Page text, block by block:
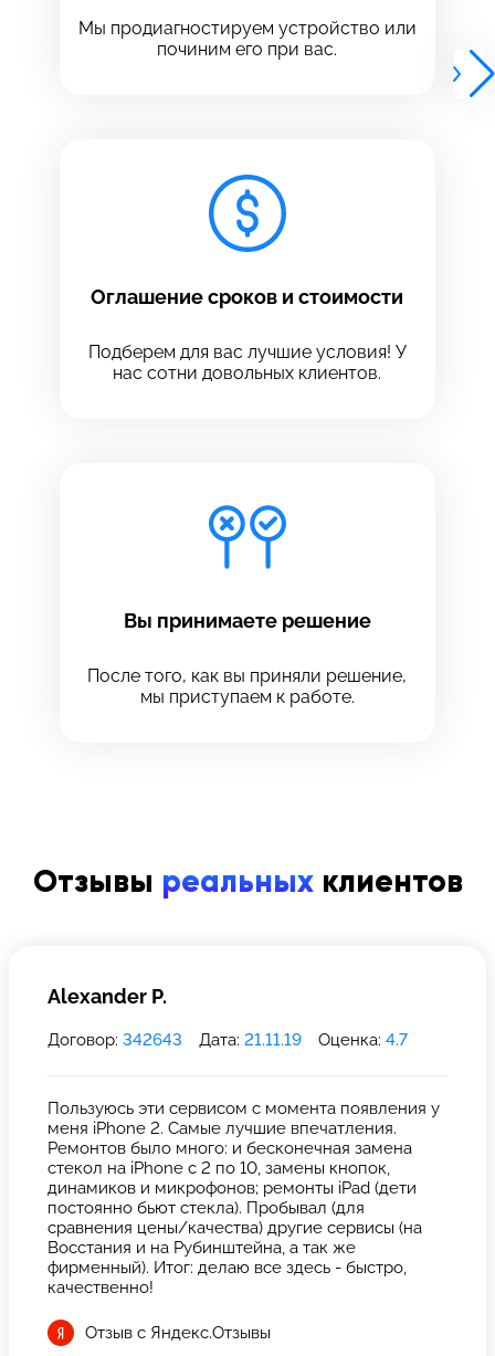
Мы продиагностируем устройство или
починим его при вас.
Оглашение сроков и стоимости
Подберем для вас лучшие условия! У
нас сотни довольных клиентов.
Вы принимаете решение
После того, как вы приняли решение,
мы приступаем к работе.
Отзывы реальныхклиентов
Alexander P.
Договор: 342643 Дата: 21.11.19 Оценка: 4.7
Пользуюсь эти сервисом с момента появления у
меня iPhone 2. Самые лучшие впечатления.
Ремонтов было много: и бесконечная замена
стекол на iPhone с 2 по 10, замены кнопок,
динамиков и микрофонов; ремонты iPad (дети
постоянно бьют стекла). Пробывал (для
сравнения цены/качества) другие сервисы (на
Восстания и на Рубинштейна, а так же
фирменный). Итог: делаю все здесь - быстро,
качественно!
Отзыв с Яндекс.Отзывы
позвонить
позвонить